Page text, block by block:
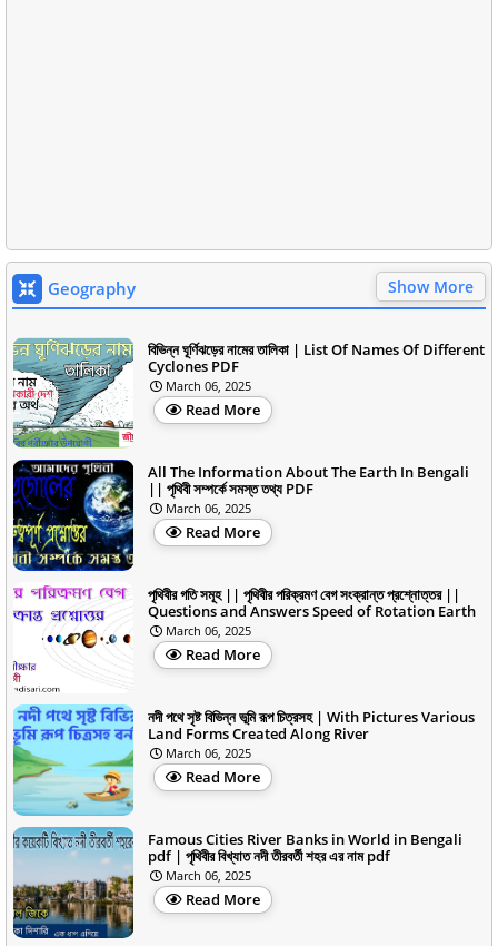
Geography Show More
বিভিন্ন ঘূর্ণিঝড়ের নামের তালিকা | List Of Names Of Different
Cyclones PDF
March 06, 2025
Read More
All The Information About The Earth In Bengali
|| পৃথিবী সম্পর্কে সমস্ত তথ্য PDF
March 06, 2025
Read More
পৃথিবীর গতি সমূহ || পৃথিবীর পরিক্রমণ বেগ সংক্রান্ত প্রশ্নোত্তর ||
Questions and Answers Speed of Rotation Earth
March 06, 2025
Read More
নদী পথে সৃষ্ট বিভিন্ন ভূমি রূপ চিত্রসহ | With Pictures Various
Land Forms Created Along River
March 06, 2025
Read More
Famous Cities River Banks in World in Bengali
pdf | পৃথিবীর বিখ্যাত নদী তীরবর্তী শহর এর নাম pdf
March 06, 2025
Read More